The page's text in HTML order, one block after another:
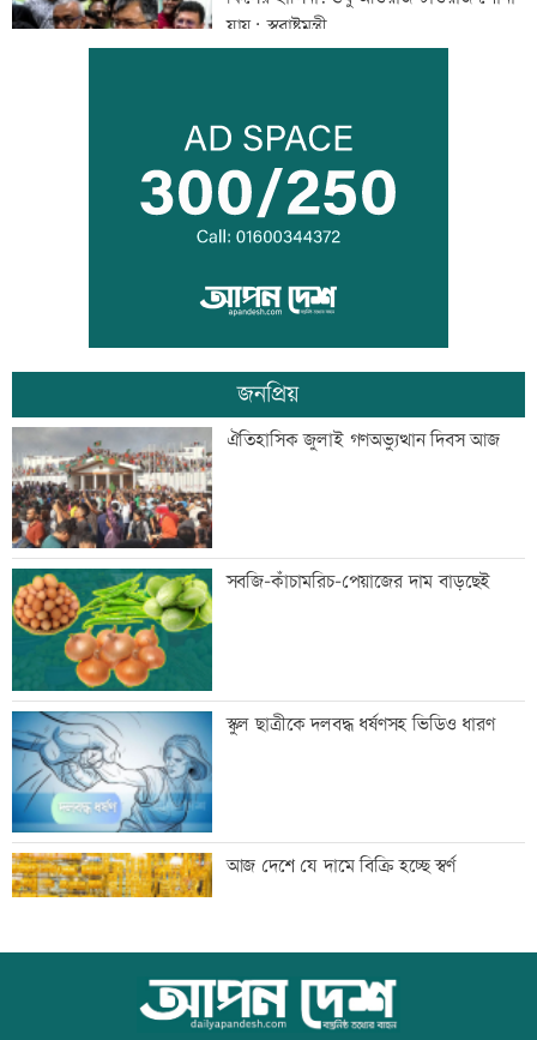
যায়: স্বরাষ্ট্রমন্ত্রী
সুনীল গঙ্গোপাধ্যায়ের কবিতা ‘কেউ কথা
রাখেনি’
অপরাধ প্রতিরোধে সবাইকে সচেতন থাকার
আহবান প্রশাসনের
ব্যতিক্রমী দৃষ্টান্ত স্থাপন করলেন প্রতিমন্ত্রী
সুলতান সালাউদ্দিন
‘বিশ্বাস করতে চাই তিনি ডিসেম্বরে ফিরে
আইনের মুখোমুখি হবেন’
জাপানে টাইফুন ‘ডলফিনে’র তাণ্ডবে ৫০০
ফ্লাইট বাতিল
প্রস্তুতি ম্যাচে তাইজুলের চোট
বাংলাদেশসহ ১৪ দেশের প্রতিরক্ষা জোটে
কমান্ডার নিয়োগ
জনপ্রিয়
ঐতিহাসিক জুলাই গণঅভ্যুত্থান দিবস আজ
সবজি-কাঁচামরিচ-পেয়াজের দাম বাড়ছেই
স্কুল ছাত্রীকে দলবদ্ধ ধর্ষণসহ ভিডিও ধারণ
আজ দেশে যে দামে বিক্রি হচ্ছে স্বর্ণ
আজ বিশ্ব বন্ধু দিবস